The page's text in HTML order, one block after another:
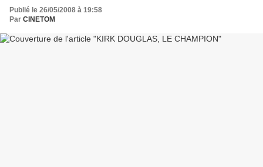
Publié le 26/05/2008 à 19:58
Par CINETOM